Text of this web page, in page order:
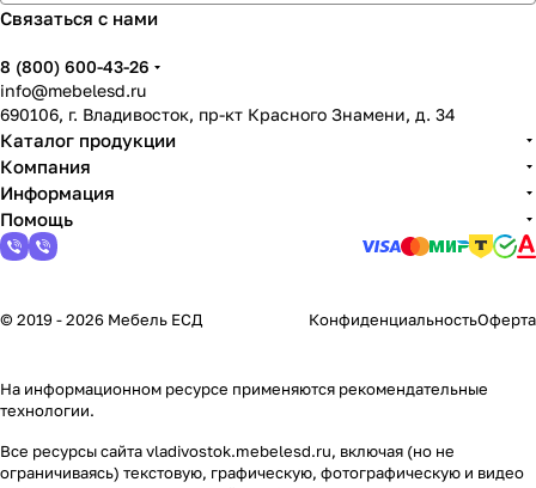
Связаться с нами
8 (800) 600-43-26
info@mebelesd.ru
690106, г. Владивосток, пр-кт Красного Знамени, д. 34
Каталог продукции
Компания
Информация
Помощь
© 2019 - 2026 Мебель ЕСД КонфиденциальностьОферта
На информационном ресурсе применяются рекомендательные
технологии.
Все ресурсы сайта vladivostok.mebelesd.ru, включая (но не
ограничиваясь) текстовую, графическую, фотографическую и видео